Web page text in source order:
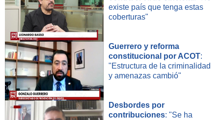
existe país que tenga estas
coberturas"
Guerrero y reforma
constitucional por ACOT:
"Estructura de la criminalidad
y amenazas cambió"
Desbordes por
contribuciones: "Se ha